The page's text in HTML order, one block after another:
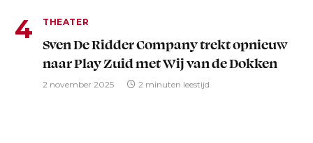
THEATER
Sven De Ridder Company trekt opnieuw
naar Play Zuid met Wij van de Dokken
2 november 2025 2 minuten leestijd